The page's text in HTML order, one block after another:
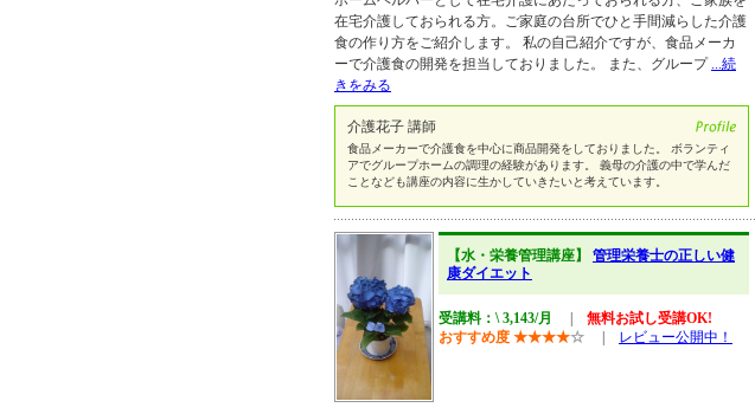
在宅介護しておられる方。ご家庭の台所でひと手間減らした介護
食の作り方をご紹介します。 私の自己紹介ですが、食品メーカ
ーで介護食の開発を担当しておりました。 また、グループ ...続
きをみる
介護花子 講師
食品メーカーで介護食を中心に商品開発をしておりました。 ボランティ
アでグループホームの調理の経験があります。 義母の介護の中で学んだ
ことなども講座の内容に生かしていきたいと考えています。
【水・栄養管理講座】 管理栄養士の正しい健
康ダイエット
受講料：\ 3,143/月
無料お試し受講OK!
おすすめ度 ★★★★☆ レビュー公開中！